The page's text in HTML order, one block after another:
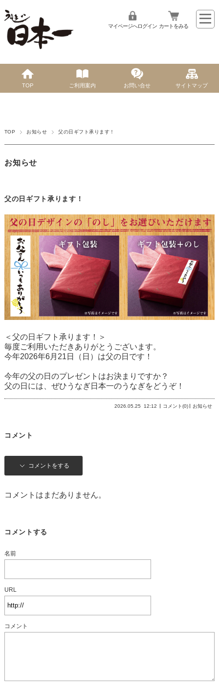
マイページへログイン カートをみる
TOP ご利用案内 お問い合せ サイトマップ
TOP お知らせ 父の日ギフト承ります！
お知らせ
父の日ギフト承ります！
＜父の日ギフト承ります！＞
毎度ご利用いただきありがとうございます。
今年2026年6月21日（日）は父の日です！
今年の父の日のプレゼントはお決まりですか？
父の日には、ぜひうなぎ日本一のうなぎをどうぞ！
2026.05.25 12:12 コメント(0) お知らせ
コメント
コメントをする
コメントはまだありません。
コメントする
名前
URL
コメント